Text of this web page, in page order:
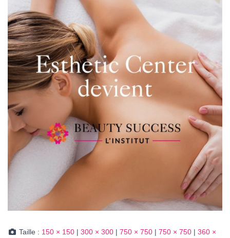
Taille : 150 × 150 | 300 × 300 | 750 × 750 | 750 × 750 | 360 ×